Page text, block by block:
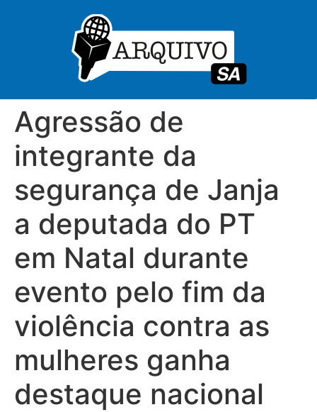
Agressão de
integrante da
segurança de Janja
a deputada do PT
em Natal durante
evento pelo fim da
violência contra as
mulheres ganha
destaque nacional